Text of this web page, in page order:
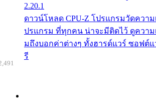
2.20.1
ดาวน์โหลด CPU-Z โปรแกรมวัดความ
ปรแกรม ที่ทุกคน น่าจะมีติดไว้ ดูความ
มถึงบอกค่าต่างๆ ทั้งฮารด์แวร์ ซอฟต์แ
รี